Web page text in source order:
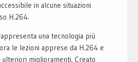
in alcune situazioni
H.264.
una tecnologia più
le lezioni apprese da H.264 e
ulteriori miglioramenti. Creato